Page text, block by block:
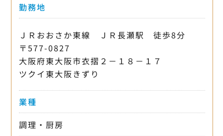
勤務地
ＪＲおおさか東線 ＪＲ長瀬駅 徒歩8分
〒577-0827
大阪府東大阪市衣摺２－１８－１７
ツクイ東大阪きずり
業種
調理・厨房